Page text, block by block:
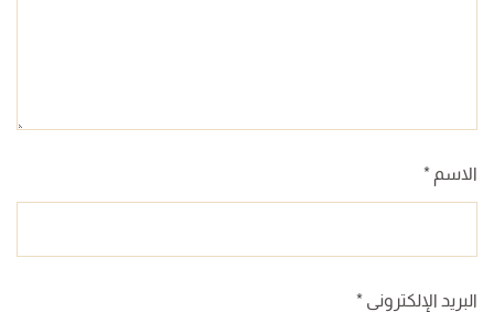
الاسم *
البريد الإلكتروني *